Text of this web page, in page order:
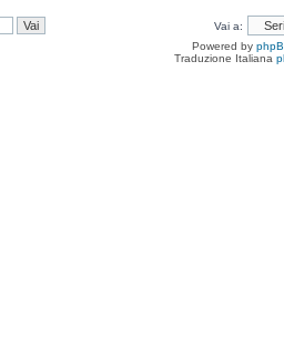
Vai a:
Powered by
Traduzione Italiana